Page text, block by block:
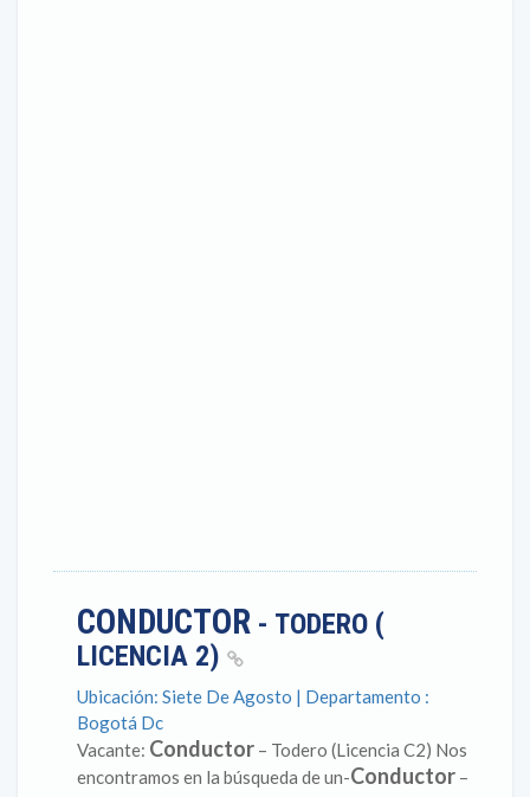
CONDUCTOR - TODERO (
LICENCIA 2)
Ubicación: Siete De Agosto | Departamento :
Bogotá Dc
Vacante: Conductor – Todero (Licencia C2) Nos
encontramos en la búsqueda de un-Conductor –